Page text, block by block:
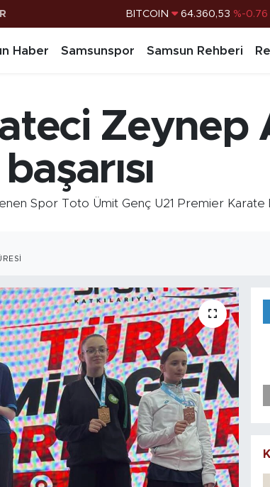
DOLAR 47,7069 %0.17
BİST100 13.887
BITCOIN 64.360,53 %-0.76
Haber Samsunspor Samsun Rehberi
Zeynep
Spor Toto Ümit Genç U21 Premier Karate